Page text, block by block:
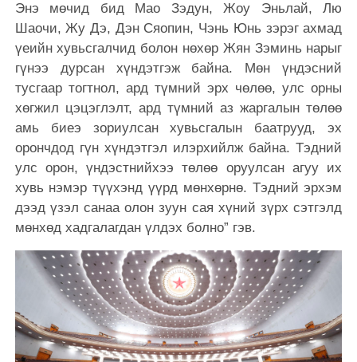
Энэ мөчид бид Мао Зэдун, Жоу Эньлай, Лю
Шаочи, Жу Дэ, Дэн Сяопин, Чэнь Юнь зэрэг ахмад
үеийн хувьсгалчид болон нөхөр Жян Зэминь нарыг
гүнээ дурсан хүндэтгэж байна. Мөн үндэсний
тусгаар тогтнол, ард түмний эрх чөлөө, улс орны
хөгжил цэцэглэлт, ард түмний аз жаргалын төлөө
амь биеэ зориулсан хувьсгалын баатрууд, эх
орончдод гүн хүндэтгэл илэрхийлж байна. Тэдний
улс орон, үндэстнийхээ төлөө оруулсан агуу их
хувь нэмэр түүхэнд үүрд мөнхөрнө. Тэдний эрхэм
дээд үзэл санаа олон зуун сая хүний зүрх сэтгэлд
мөнхөд хадгалагдан үлдэх болно” гэв.